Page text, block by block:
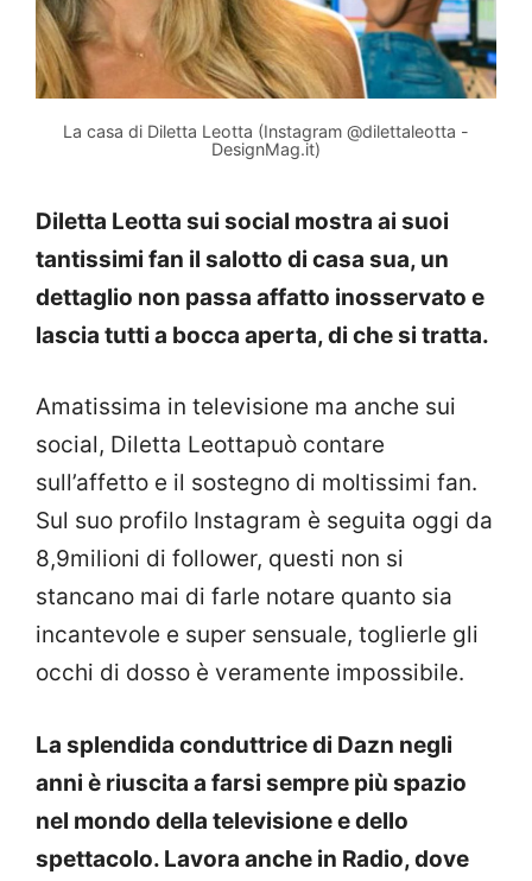
La casa di Diletta Leotta (Instagram @dilettaleotta -
DesignMag.it)
Diletta Leotta sui social mostra ai suoi
tantissimi fan il salotto di casa sua, un
dettaglio non passa affatto inosservato e
lascia tutti a bocca aperta, di che si tratta.
Amatissima in televisione ma anche sui
social, Diletta Leottapuò contare
sull’affetto e il sostegno di moltissimi fan.
Sul suo profilo Instagram è seguita oggi da
8,9milioni di follower, questi non si
stancano mai di farle notare quanto sia
incantevole e super sensuale, toglierle gli
occhi di dosso è veramente impossibile.
La splendida conduttrice di Dazn negli
anni è riuscita a farsi sempre più spazio
nel mondo della televisione e dello
spettacolo. Lavora anche in Radio, dove